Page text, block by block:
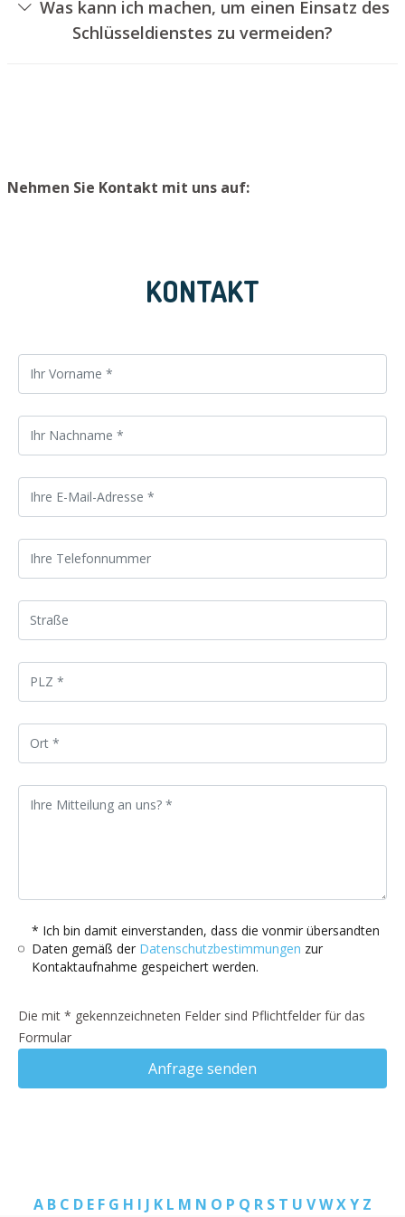
ohne das Schloss aufzubohren. Wir bauen Ihnen jedoch
einen neuen Türzylinder ein, sodass die Eingangstür
Was kann ich machen, um einen Einsatz des
Schlüsseldienstes zu vermeiden?
Nehmen Sie Kontakt mit uns auf:
KONTAKT
* Ich bin damit einverstanden, dass die vonmir übersandten
Daten gemäß der Datenschutzbestimmungen zur
Kontaktaufnahme gespeichert werden.
Die mit * gekennzeichneten Felder sind Pflichtfelder für das
Formular
Anfrage senden
A B C D E F G H I J K L M N O P Q R S T U VWXY Z